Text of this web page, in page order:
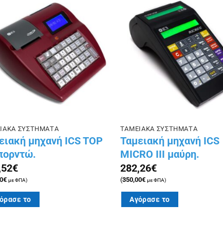
Πρόσθήκη
στην λίστα
επιθυμιών
ΣΥΣΤΗΜΑΤΑ
μηχανή ICS TOP
€
€ με ΦΠΑ)
το
στην
ΤΑΜΕΙΑΚΑ ΣΥΣΤΗΜΑΤΑ
Ταμειακή μηχανή ICS
MICRO III μαύρη.
282,26€
(350,00€ με ΦΠΑ)
Αγόρασε το